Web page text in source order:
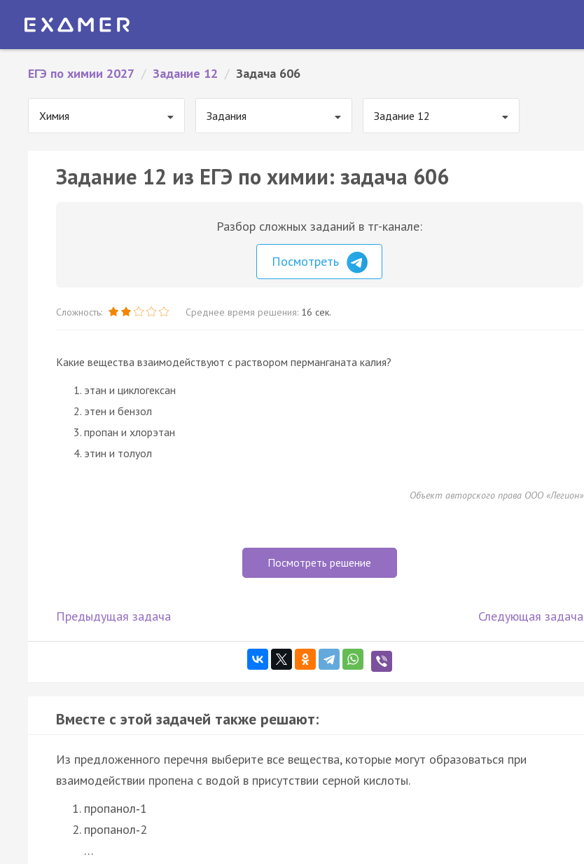
ЕГЭ по химии 2027 / Задание 12 / Задача 606
Химия Задания Задание 12
Задание 12 из ЕГЭ по химии: задача 606
Разбор сложных заданий в тг-канале:
Посмотреть
Сложность: Среднее время решения: 16 сек.
Какие вещества взаимодействуют с раствором перманганата калия?
этан и циклогексан
этен и бензол
пропан и хлорэтан
этин и толуол
Объект авторского права ООО «Легион»
Посмотреть решение
Предыдущая задача Следующая задача
Вместе с этой задачей также решают:
Из предложенного перечня выберите все вещества, которые могут образоваться при
взаимодействии пропена с водой в присутствии серной кислоты.
пропанол‑1
пропанол‑2
…